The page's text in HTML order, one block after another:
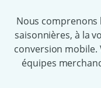
Nous comprenons
saisonnières, à la
conversion mobile.
équipes